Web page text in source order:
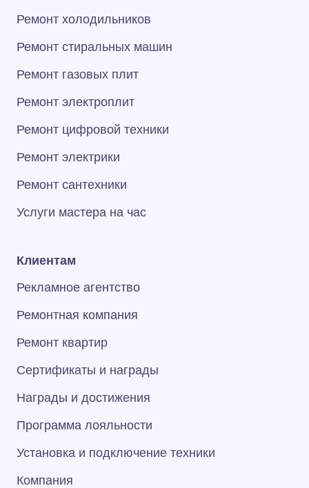
Ремонт холодильников
Ремонт стиральных машин
Ремонт газовых плит
Ремонт электроплит
Ремонт цифровой техники
Ремонт электрики
Ремонт сантехники
Услуги мастера на час
Клиентам
Рекламное агентство
Ремонтная компания
Ремонт квартир
Сертификаты и награды
Награды и достижения
Программа лояльности
Установка и подключение техники
Компания